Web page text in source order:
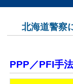
北海道警察
PPP／PFI手